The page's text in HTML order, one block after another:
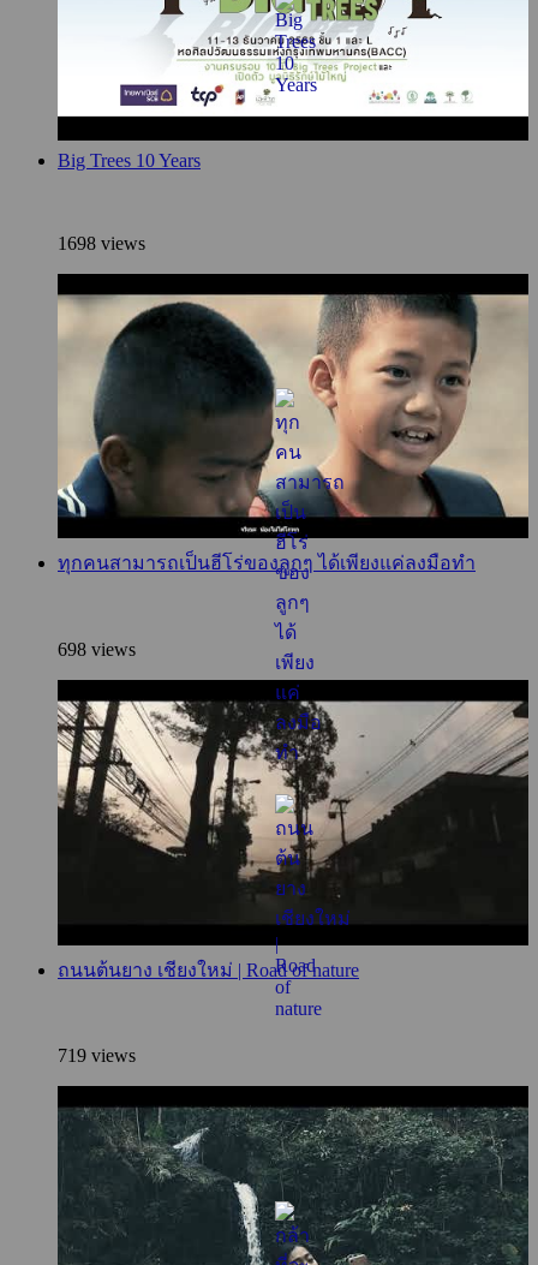
Big Trees 10 Years
1698 views
ทุกคนสามารถเป็นฮีโร่ของลูกๆ ได้เพียงแค่ลงมือทำ
698 views
ถนนต้นยาง เชียงใหม่ | Road of nature
719 views